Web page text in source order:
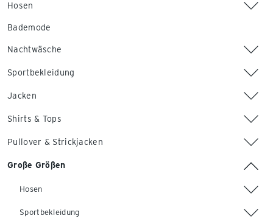
Hosen
Bademode
Nachtwäsche
Sportbekleidung
Jacken
Shirts & Tops
Pullover & Strickjacken
Große Größen
Hosen
Sportbekleidung